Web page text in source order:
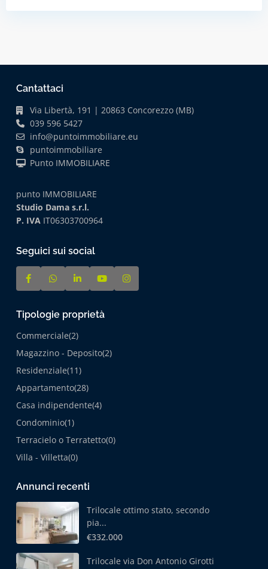
Cantattaci
Via Libertà, 191 | 20863 Concorezzo (MB)
039 596 5427
info@puntoimmobiliare.eu
puntoimmobiliare
Punto IMMOBILIARE
punto IMMOBILIARE
Studio Dama s.r.l.
P. IVA IT06303700964
Seguici sui social
Tipologie proprietà
Commerciale(2)
Magazzino - Deposito(2)
Residenziale(11)
Appartamento(28)
Casa indipendente(4)
Condominio(1)
Terracielo o Terratetto(0)
Villa - Villetta(0)
Annunci recenti
Trilocale ottimo stato, secondo
pia...
€332.000
Trilocale via Don Antonio Girotti